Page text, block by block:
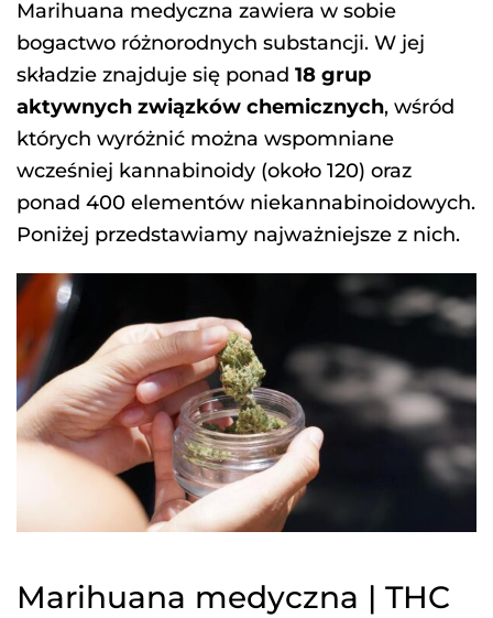
Marihuana medyczna zawiera w sobie
bogactwo różnorodnych substancji. W jej
składzie znajduje się ponad 18 grup
aktywnych związków chemicznych, wśród
których wyróżnić można wspomniane
wcześniej kannabinoidy (około 120) oraz
ponad 400 elementów niekannabinoidowych.
Poniżej przedstawiamy najważniejsze z nich.
Marihuana medyczna | THC